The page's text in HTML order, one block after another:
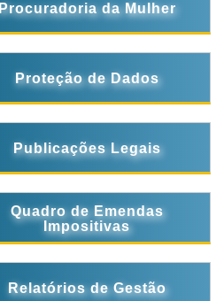
Procuradoria da Mulher
Proteção de Dados
Publicações Legais
Quadro de Emendas
Impositivas
Relatórios de Gestão